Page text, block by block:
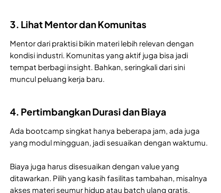
3. Lihat Mentor dan Komunitas
Mentor dari praktisi bikin materi lebih relevan dengan
kondisi industri. Komunitas yang aktif juga bisa jadi
tempat berbagi insight. Bahkan, seringkali dari sini
muncul peluang kerja baru.
4. Pertimbangkan Durasi dan Biaya
Ada bootcamp singkat hanya beberapa jam, ada juga
yang modul mingguan, jadi sesuaikan dengan waktumu.
Biaya juga harus disesuaikan dengan value yang
ditawarkan. Pilih yang kasih fasilitas tambahan, misalnya
akses materi seumur hidup atau batch ulang gratis.